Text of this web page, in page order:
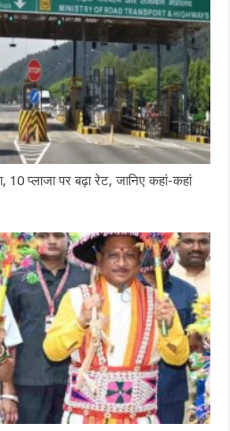
प्लाजा पर बढ़ा रेट, जानिए कहां-कहां